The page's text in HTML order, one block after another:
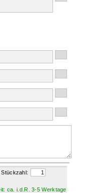
Stückzahl:
ca. i.d.R. 3-5 Werktage